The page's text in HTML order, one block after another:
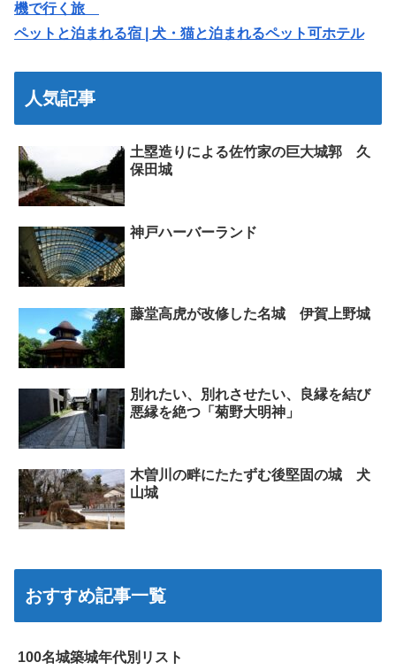
機で行く旅
ペットと泊まれる宿 | 犬・猫と泊まれるペット可ホテル
人気記事
土塁造りによる佐竹家の巨大城郭 久
保田城
神戸ハーバーランド
藤堂高虎が改修した名城 伊賀上野城
別れたい、別れさせたい、良縁を結び
悪縁を絶つ「菊野大明神」
木曽川の畔にたたずむ後堅固の城 犬
山城
おすすめ記事一覧
100名城築城年代別リスト